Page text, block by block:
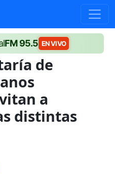
FM 95.5 EN VIVO
de
a
distintas